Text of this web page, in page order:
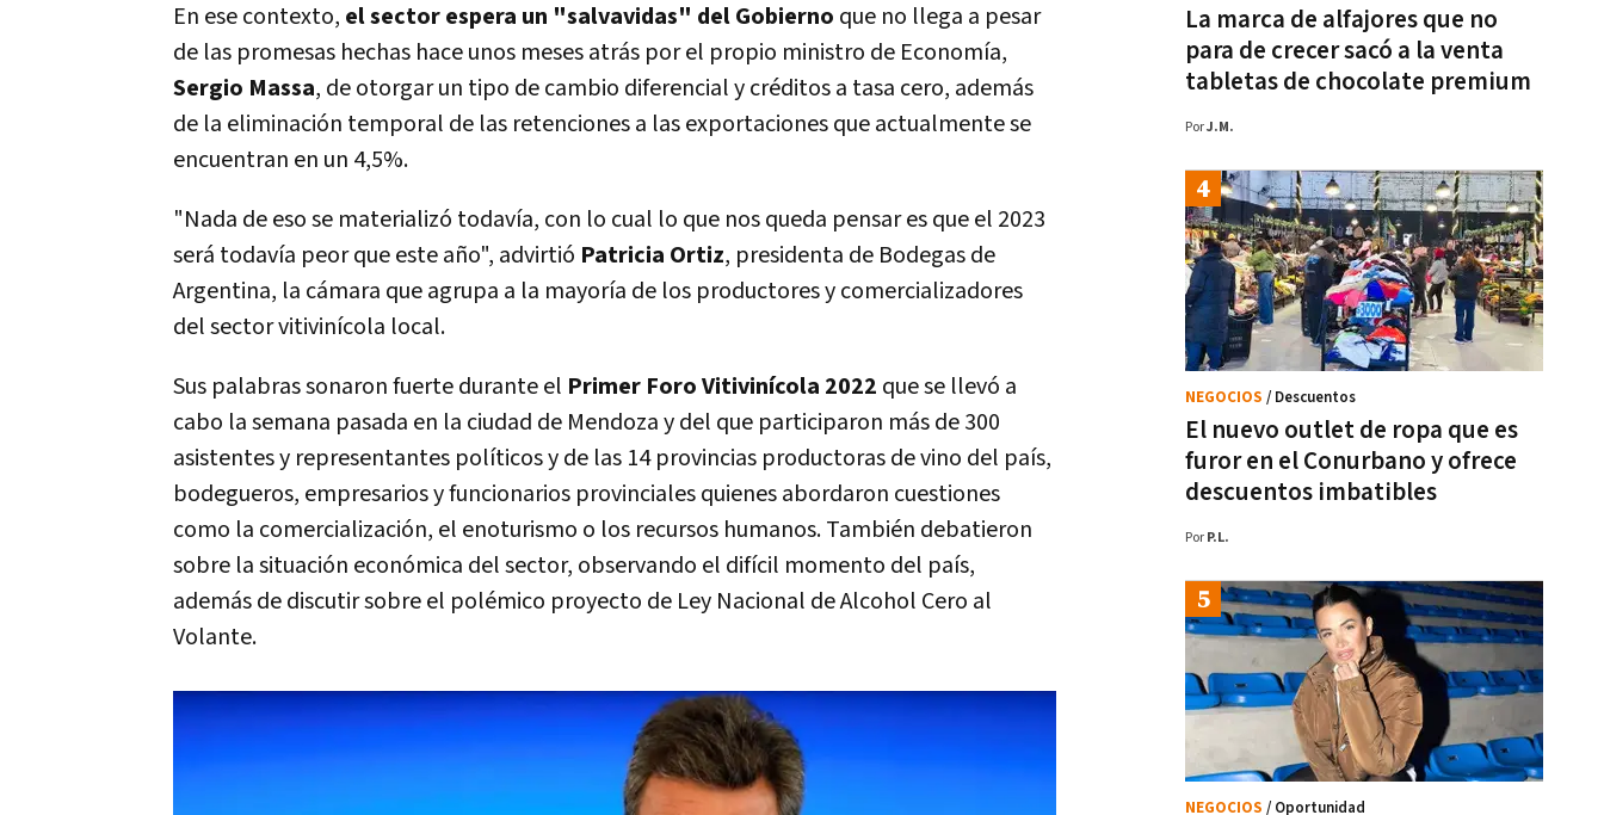
En ese contexto, el sector espera un "salvavidas" del Gobierno que no llega a pesar
de las promesas hechas hace unos meses atrás por el propio ministro de Economía,
Sergio Massa, de otorgar un tipo de cambio diferencial y créditos a tasa cero, además
de la eliminación temporal de las retenciones a las exportaciones que actualmente se
encuentran en un 4,5%.
"Nada de eso se materializó todavía, con lo cual lo que nos queda pensar es que el 2023
será todavía peor que este año", advirtió Patricia Ortiz, presidenta de Bodegas de
Argentina, la cámara que agrupa a la mayoría de los productores y comercializadores
del sector vitivinícola local.
Sus palabras sonaron fuerte durante el Primer Foro Vitivinícola 2022 que se llevó a
cabo la semana pasada en la ciudad de Mendoza y del que participaron más de 300
asistentes y representantes políticos y de las 14 provincias productoras de vino del país,
bodegueros, empresarios y funcionarios provinciales quienes abordaron cuestiones
como la comercialización, el enoturismo o los recursos humanos. También debatieron
sobre la situación económica del sector, observando el difícil momento del país,
además de discutir sobre el polémico proyecto de Ley Nacional de Alcohol Cero al
Volante.
La marca de alfajores que no
para de crecer sacó a la venta
tabletas de chocolate premium
PorJ.M.
El nuevo outlet de ropa que es
furor en el Conurbano y ofrece
descuentos imbatibles
NEGOCIOS / Descuentos
Por P.L.
NEGOCIOS / Oportunidad